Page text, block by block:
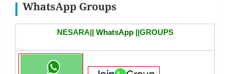
WhatsApp Groups
NESARA|| WhatsApp||GROUPS